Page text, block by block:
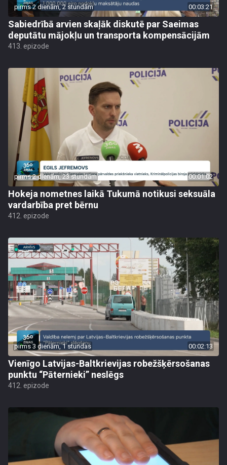
pirms 2 dienām, 2 stundām 00:03:21
Sabiedrībā arvien skaļāk diskutē par Saeimas
deputātu mājokļu un transporta kompensācijām
413. epizode
pirms 2 dienām, 23 stundām 00:01:02
Hokeja nometnes laikā Tukumā notikusi seksuāla
vardarbība pret bērnu
412. epizode
pirms 3 dienām, 1 stundas 00:02:13
Vienīgo Latvijas-Baltkrievijas robežšķērsošanas
punktu “Pāternieki” neslēgs
412. epizode